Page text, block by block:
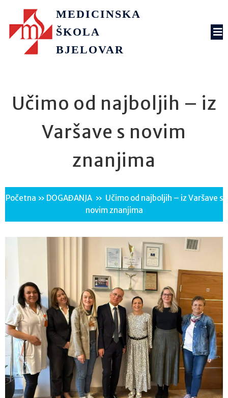
MEDICINSKA
ŠKOLA
BJELOVAR
Učimo od najboljih – iz
Varšave s novim
znanjima
Početna » DOGAĐANJA » Učimo od najboljih – iz Varšave s
novim znanjima